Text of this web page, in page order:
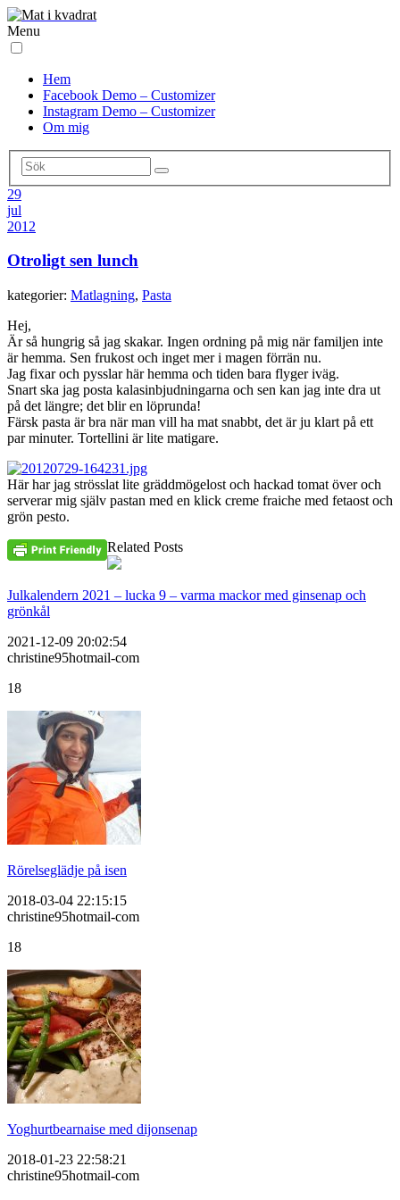
Menu
Hem
Facebook Demo – Customizer
Instagram Demo – Customizer
Om mig
29
jul
2012
Otroligt sen lunch
kategorier: Matlagning, Pasta
Hej,
Är så hungrig så jag skakar. Ingen ordning på mig när familjen inte
är hemma. Sen frukost och inget mer i magen förrän nu.
Jag fixar och pysslar här hemma och tiden bara flyger iväg.
Snart ska jag posta kalasinbjudningarna och sen kan jag inte dra ut
på det längre; det blir en löprunda!
Färsk pasta är bra när man vill ha mat snabbt, det är ju klart på ett
par minuter. Tortellini är lite matigare.
Här har jag strösslat lite gräddmögelost och hackad tomat över och
serverar mig själv pastan med en klick creme fraiche med fetaost och
grön pesto.
Related Posts
Julkalendern 2021 – lucka 9 – varma mackor med ginsenap och
grönkål
2021-12-09 20:02:54
christine95hotmail-com
18
Rörelseglädje på isen
2018-03-04 22:15:15
christine95hotmail-com
18
Yoghurtbearnaise med dijonsenap
2018-01-23 22:58:21
christine95hotmail-com